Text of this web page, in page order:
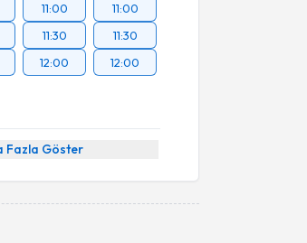
11:00
11:30
12:00
11:00
11:30
12:00
Fazla Göster